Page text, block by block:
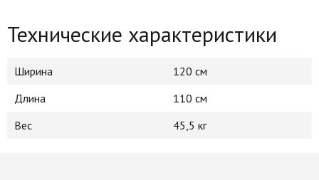
Технические характеристики
Ширина
120 см
Длина
110 см
Вес
45,5 кг